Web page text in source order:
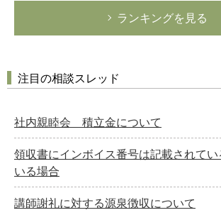
ランキングを見る
注目の相談スレッド
社内親睦会 積立金について
領収書にインボイス番号は記載されて
いる場合
講師謝礼に対する源泉徴収について